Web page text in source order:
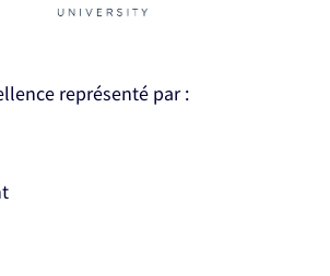
représenté par :